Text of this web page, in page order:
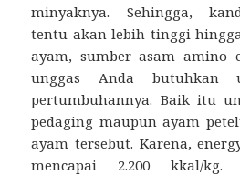
minyaknya. Sehingga,
tentu akan lebih tinggi
ayam, sumber asam amino
unggas Anda butuhkan
pertumbuhannya. Baik itu
pedaging maupun ayam
ayam tersebut. Karena,
mencapai 2.200 kkal/